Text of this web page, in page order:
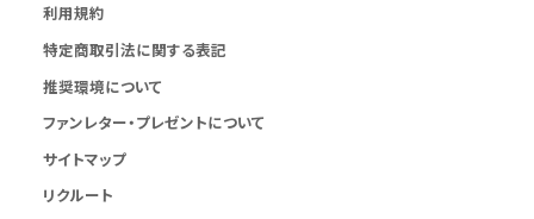
利用規約
特定商取引法に関する表記
推奨環境について
ファンレター・プレゼントについて
サイトマップ
リクルート